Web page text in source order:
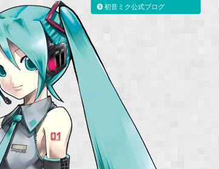
初音ミク公式ブログ